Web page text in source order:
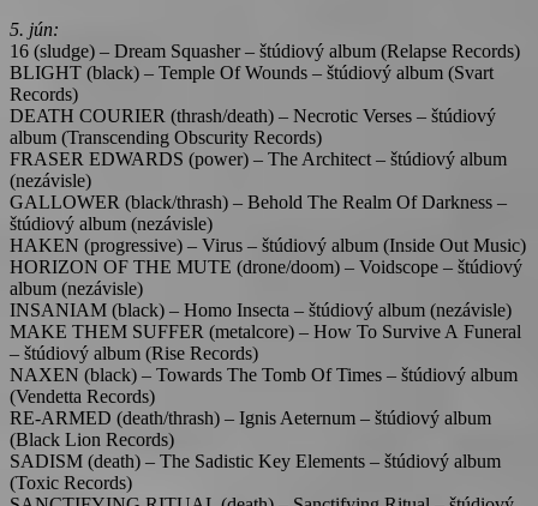
5. jún:
16 (sludge) – Dream Squasher – štúdiový album (Relapse Records)
BLIGHT (black) – Temple Of Wounds – štúdiový album (Svart
Records)
DEATH COURIER (thrash/death) – Necrotic Verses – štúdiový
album (Transcending Obscurity Records)
FRASER EDWARDS (power) – The Architect – štúdiový album
(nezávisle)
GALLOWER (black/thrash) – Behold The Realm Of Darkness –
štúdiový album (nezávisle)
HAKEN (progressive) – Virus – štúdiový album (Inside Out Music)
HORIZON OF THE MUTE (drone/doom) – Voidscope – štúdiový
album (nezávisle)
INSANIAM (black) – Homo Insecta – štúdiový album (nezávisle)
MAKE THEM SUFFER (metalcore) – How To Survive A Funeral
– štúdiový album (Rise Records)
NAXEN (black) – Towards The Tomb Of Times – štúdiový album
(Vendetta Records)
RE-ARMED (death/thrash) – Ignis Aeternum – štúdiový album
(Black Lion Records)
SADISM (death) – The Sadistic Key Elements – štúdiový album
(Toxic Records)